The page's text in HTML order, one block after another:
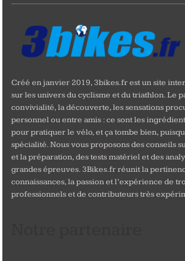
Créé en janvier 2019, 3bikes.fr est un site
sur les univers du cyclisme et du triathlon. Le
convivialité, la découverte, les sensations
personnel ou entre amis : ce sont les
pour pratiquer le vélo, et ça tombe bien,
spécialité. Nous vous proposons des conseils
et la préparation, des tests matériel et des
grandes épreuves. 3Bikes.fr réunit la
connaissances, la passion et l’expérience de
professionnels et de contributeurs très